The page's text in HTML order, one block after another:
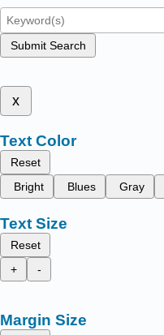
Submit Search
x
Text Color
Reset
Bright
Blues Gray
Text Size
Reset
+
-
Margin Size